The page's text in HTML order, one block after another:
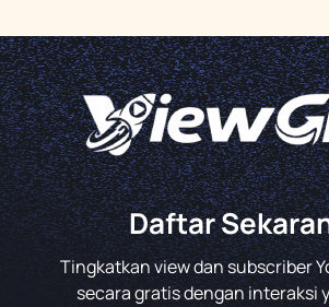
Daftar
Tingkatkan view dan subscriber
secara gratis dengan interaksi